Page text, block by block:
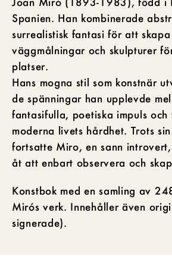
Spanien. Han kombinerade
surrealistisk fantasi för att
väggmålningar och skulpturer
platser.
Hans mogna stil som konstnär
de spänningar han upplevde
fantasifulla, poetiska impuls
moderna livets hårdhet. Trots
fortsatte Miro, en sann
åt att enbart observera och
Konstbok med en samling av
Mirós verk. Innehåller även
signerade).